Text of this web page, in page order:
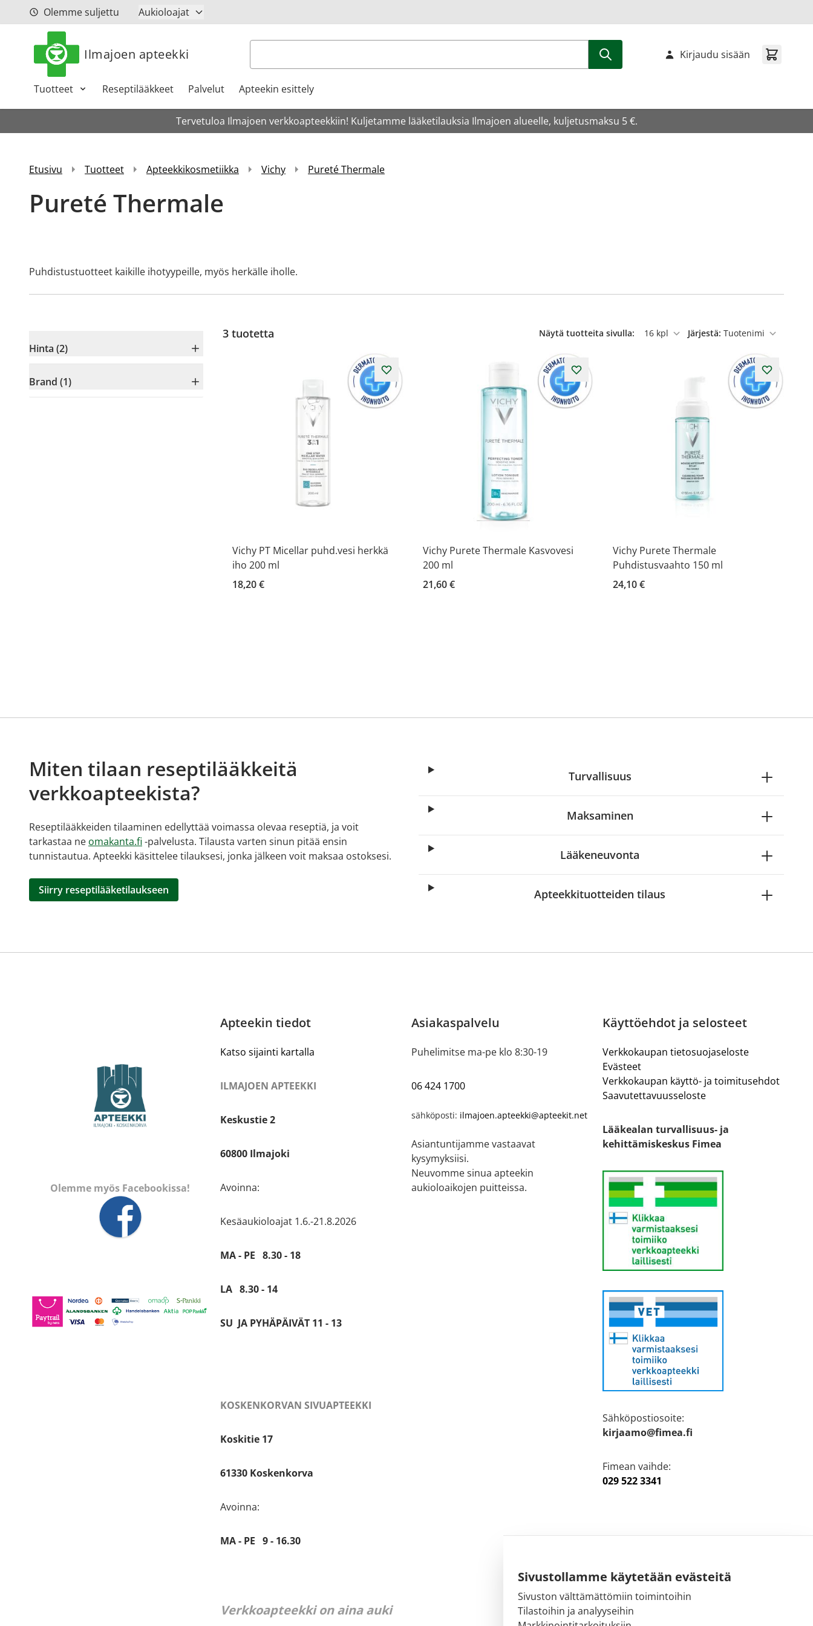
Sivustollamme käytetään evästeitä
Sivuston välttämättömiin toimintoihin
Tilastoihin ja analyyseihin
Siirry sisältöönOlemme suljettu Aukioloajat
Ilmajoen apteekki Haku
Tuotteet Reseptilääkkeet Palvelut Apteekin esittely
Kirjaudu sisään
Tervetuloa Ilmajoen verkkoapteekkiin! Kuljetamme lääketilauksia Ilmajoen alueelle, kuljetusmaksu 5 €.
Etusivu Tuotteet Apteekkikosmetiikka Vichy Pureté Thermale
Pureté Thermale
Puhdistustuotteet kaikille ihotyypeille, myös herkälle iholle.
Hinta (2)
Brand (1)
3 tuotetta Näytä tuotteita sivulla:
per sivu
Järjestä:
Vichy PT Micellar puhd.vesi herkkä
iho 200 ml
18,20 €
Vichy Purete Thermale Kasvovesi
200 ml
21,60 €
Vichy Purete Thermale
Puhdistusvaahto 150 ml
24,10 €
Miten tilaan reseptilääkkeitä
verkkoapteekista?
Reseptilääkkeiden tilaaminen edellyttää voimassa olevaa reseptiä, ja voit
tarkastaa ne omakanta.fi -palvelusta. Tilausta varten sinun pitää ensin
tunnistautua. Apteekki käsittelee tilauksesi, jonka jälkeen voit maksaa ostoksesi.
Siirry reseptilääketilaukseen
Turvallisuus
Maksaminen
Lääkeneuvonta
Apteekkituotteiden tilaus
Olemme myös Facebookissa!
Apteekin tiedot
Katso sijainti kartalla
ILMAJOEN APTEEKKI
Keskustie 2
60800 Ilmajoki
Avoinna:
Kesäaukioloajat 1.6.-21.8.2026
MA - PE 8.30 - 18
LA 8.30 - 14
SU JA PYHÄPÄIVÄT 11 - 13
KOSKENKORVAN SIVUAPTEEKKI
Koskitie 17
61330 Koskenkorva
Avoinna:
MA - PE 9 - 16.30
Verkkoapteekki on aina auki
Asiakaspalvelu
Puhelimitse ma-pe klo 8:30-19
06 424 1700
sähköposti: ilmajoen.apteekki@apteekit.net
Asiantuntijamme vastaavat
kysymyksiisi.
Neuvomme sinua apteekin
aukioloaikojen puitteissa.
Käyttöehdot ja selosteet
Verkkokaupan tietosuojaseloste
Evästeet
Verkkokaupan käyttö- ja toimitusehdot
Saavutettavuusseloste
Lääkealan turvallisuus- ja
kehittämiskeskus Fimea
Sähköpostiosoite:
kirjaamo@fimea.fi
Fimean vaihde:
029 522 3341